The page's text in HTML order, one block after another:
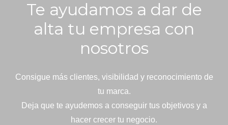
Te ayudamos a dar de
alta tu empresa con
nosotros
Consigue más clientes, visibilidad y reconocimiento de
tu marca.
Deja que te ayudemos a conseguir tus objetivos y a
hacer crecer tu negocio.